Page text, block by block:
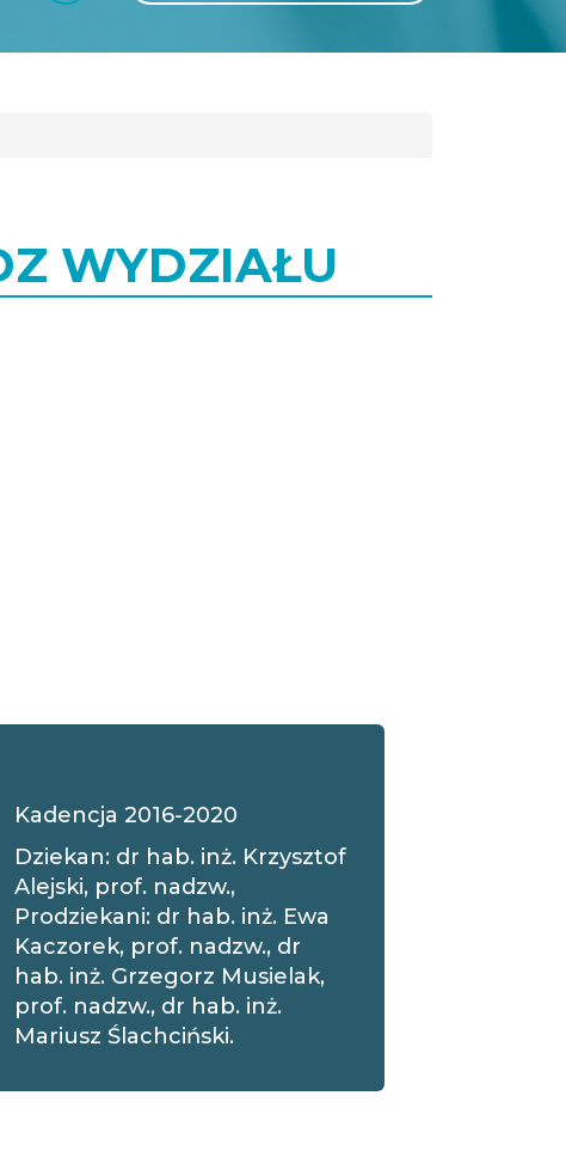
GLI
WYDZIAŁU
Kadencja 2016-2020
Dziekan: dr hab. inż. Krzysztof
Alejski, prof. nadzw.,
Prodziekani: dr hab. inż. Ewa
Kaczorek, prof. nadzw., dr
hab. inż. Grzegorz Musielak,
prof. nadzw., dr hab. inż.
Mariusz Ślachciński.